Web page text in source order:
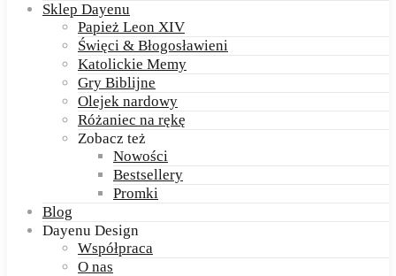
Sklep Dayenu
Papież Leon XIV
Święci & Błogosławieni
Katolickie Memy
Gry Biblijne
Olejek nardowy
Różaniec na rękę
Zobacz też
Nowości
Bestsellery
Promki
Blog
Dayenu Design
Współpraca
O nas